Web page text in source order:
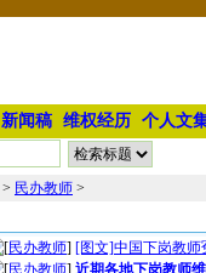
新闻稿 维权经历 个人文
> 民办教师 >
[民办教师] [图文]中国下岗教
[民办教师] 近期各地下岗教师